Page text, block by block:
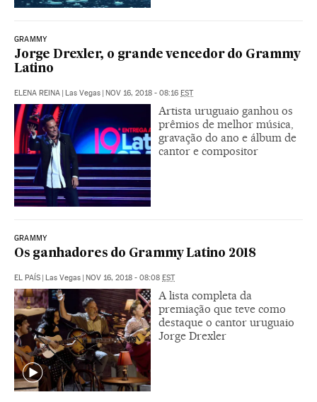
GRAMMY
Jorge Drexler, o grande vencedor do Grammy
Latino
ELENA REINA | Las Vegas | NOV 16, 2018 - 08:16 EST
Artista uruguaio ganhou os
prêmios de melhor música,
gravação do ano e álbum de
cantor e compositor
GRAMMY
Os ganhadores do Grammy Latino 2018
EL PAÍS | Las Vegas | NOV 16, 2018 - 08:08 EST
A lista completa da
premiação que teve como
destaque o cantor uruguaio
Jorge Drexler